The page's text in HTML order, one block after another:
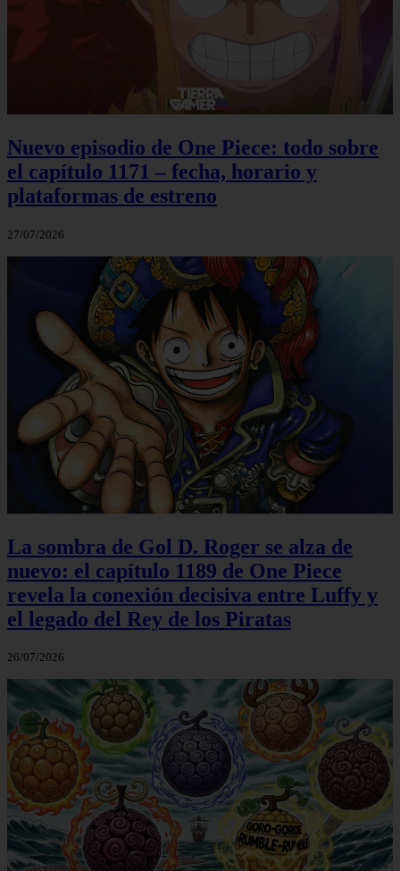
Nuevo episodio de One Piece: todo sobre
el capítulo 1171 – fecha, horario y
plataformas de estreno
27/07/2026
La sombra de Gol D. Roger se alza de
nuevo: el capítulo 1189 de One Piece
revela la conexión decisiva entre Luffy y
el legado del Rey de los Piratas
26/07/2026